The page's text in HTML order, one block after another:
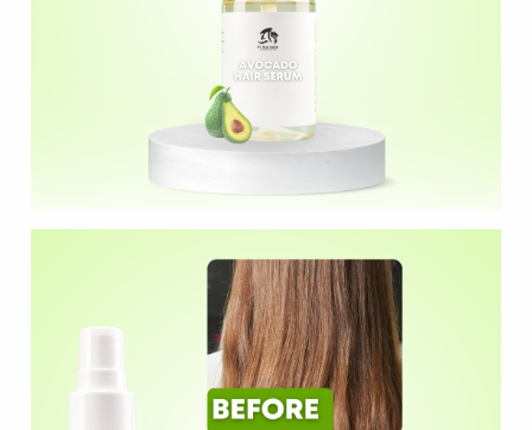
Produksi